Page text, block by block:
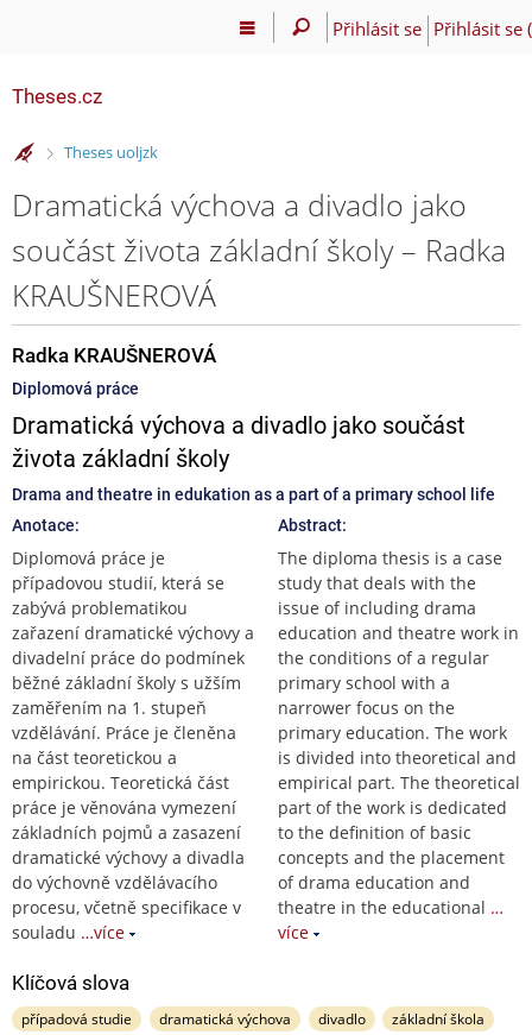
Přihlásit se Přihlásit se
Theses.cz
>
Theses uoljzk
Dramatická výchova a divadlo jako
součást života základní školy – Radka
KRAUŠNEROVÁ
Radka KRAUŠNEROVÁ
Diplomová práce
Dramatická výchova a divadlo jako součást
života základní školy
Drama and theatre in edukation as a part of a primary school life
Anotace:
Diplomová práce je
případovou studií, která se
zabývá problematikou
zařazení dramatické výchovy a
divadelní práce do podmínek
běžné základní školy s užším
zaměřením na 1. stupeň
vzdělávání. Práce je členěna
na část teoretickou a
empirickou. Teoretická část
práce je věnována vymezení
základních pojmů a zasazení
dramatické výchovy a divadla
do výchovně vzdělávacího
procesu, včetně specifikace v
souladu …více
Abstract:
The diploma thesis is a case
study that deals with the
issue of including drama
education and theatre work in
the conditions of a regular
primary school with a
narrower focus on the
primary education. The work
is divided into theoretical and
empirical part. The theoretical
part of the work is dedicated
to the definition of basic
concepts and the placement
of drama education and
theatre in the educational …
více
Klíčová slova
případová studie dramatická výchova divadlo
základní škola